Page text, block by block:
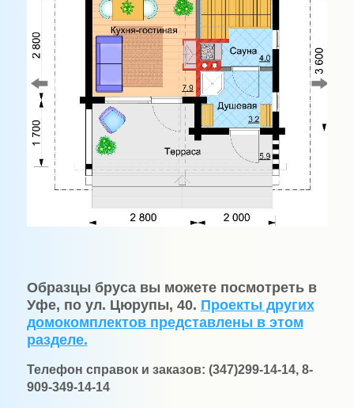
Образцы бруса вы можете посмотреть в
Уфе, по ул. Цюрупы, 40. Проекты других
домокомплектов представлены в этом
разделе.
Телефон справок и заказов: (347)299-14-14, 8-
909-349-14-14